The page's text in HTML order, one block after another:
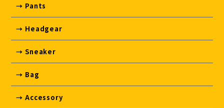
→ Pants
→ Headgear
→ Sneaker
→ Bag
→ Accessory